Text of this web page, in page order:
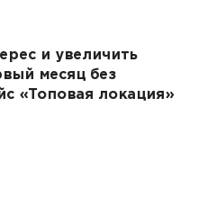
и увеличить
месяц без
«Топовая локация»